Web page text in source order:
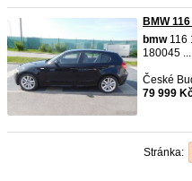
BMW
bmw116
180045 ...
České
79 999
Stránka: